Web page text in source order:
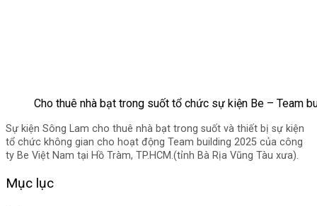
Cho thuê nhà bạt trong suốt tổ chức sự kiện Be – Team
Sự kiện Sông Lam cho thuê nhà bạt trong suốt và thiết bị sự kiện
tổ chức không gian cho hoạt động Team building 2025 của công
ty Be Việt Nam tại Hồ Tràm, TP.HCM.(tỉnh Bà Rịa Vũng Tàu xưa).
Mục lục